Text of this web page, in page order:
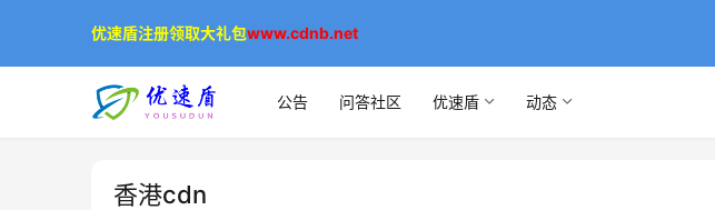
公告 问答社区 优速盾 动态
香港cdn
优速盾注册领取大礼包www.cdnb.net